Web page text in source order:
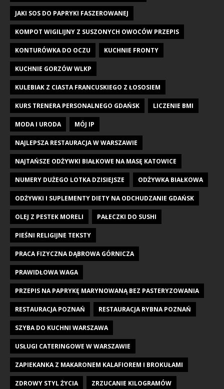
JAKI SOS DO PAPRYKI FASZEROWANEJ
KOMPOT WIGILIJNY Z SUSZONYCH OWOCÓW PRZEPIS
KONTURÓWKA DO OCZU KUCHNIE FRONTY
KUCHNIE GORZÓW WLKP
KULEBIAK Z CIASTA FRANCUSKIEGO Z ŁOSOSIEM
KURS TRENERA PERSONALNEGO GDAŃSK LICZENIE BMI
MODA I URODA MÓJ IP
NAJLEPSZA RESTAURACJA W WARSZAWIE
NAJTAŃSZE ODŻYWKI BIAŁKOWE NA MASĘ KATOWICE
NUMERY DUŻEGO LOTKA DZISIEJSZE ODŻYWKA BIAŁKOWA
ODŻYWKI I SUPLEMENTY DIETY NA ODCHUDZANIE GDAŃSK
OLEJ Z PESTEK MORELI PAŁECZKI DO SUSHI
PIEŚNI RELIGIJNE TEKSTY
PRACA FIZYCZNA DĄBROWA GÓRNICZA
PRAWIDŁOWA WAGA
PRZEPIS NA PAPRYKĘ MARYNOWANĄ BEZ PASTERYZOWANIA
RESTAURACJA POZNAŃ RESTAURACJA RYBNA POZNAŃ
SZYBA DO KUCHNI WARSZAWA
USŁUGI CATERINGOWE W WARSZAWIE
ZAPIEKANKA Z MAKARONEM KALAFIOREM I BROKUŁAMI
ZDROWY STYL ŻYCIA ZRZUCANIE KILOGRAMÓW